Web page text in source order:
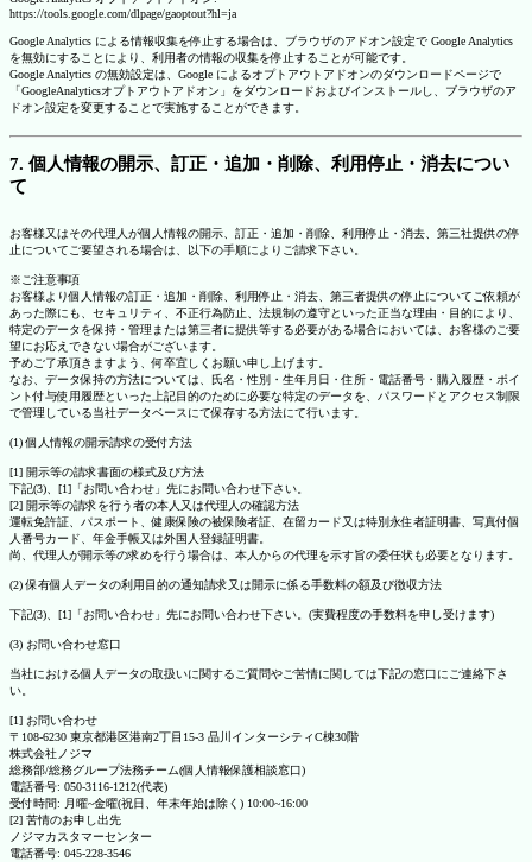
https://tools.google.com/dlpage/gaoptout?hl=ja
Google Analytics による情報収集を停止する場合は、ブラウザのアドオン設定で Google Analytics
を無効にすることにより、利用者の情報の収集を停止することが可能です。
Google Analytics の無効設定は、Google によるオプトアウトアドオンのダウンロードページで
「GoogleAnalyticsオプトアウトアドオン」をダウンロードおよびインストールし、ブラウザのア
ドオン設定を変更することで実施することができます。
7. 個人情報の開示、訂正・追加・削除、利用停止・消去につい
て
お客様又はその代理人が個人情報の開示、訂正・追加・削除、利用停止・消去、第三社提供の停
止についてご要望される場合は、以下の手順によりご請求下さい。
※ご注意事項
お客様より個人情報の訂正・追加・削除、利用停止・消去、第三者提供の停止についてご依頼が
あった際にも、セキュリティ、不正行為防止、法規制の遵守といった正当な理由・目的により、
特定のデータを保持・管理または第三者に提供等する必要がある場合においては、お客様のご要
望にお応えできない場合がございます。
予めご了承頂きますよう、何卒宜しくお願い申し上げます。
なお、データ保持の方法については、氏名・性別・生年月日・住所・電話番号・購入履歴・ポイ
ント付与使用履歴といった上記目的のために必要な特定のデータを、パスワードとアクセス制限
で管理している当社データベースにて保存する方法にて行います。
(1) 個人情報の開示請求の受付方法
[1] 開示等の請求書面の様式及び方法
下記(3)、[1]「お問い合わせ」先にお問い合わせ下さい。
[2] 開示等の請求を行う者の本人又は代理人の確認方法
運転免許証、パスポート、健康保険の被保険者証、在留カード又は特別永住者証明書、写真付個
人番号カード、年金手帳又は外国人登録証明書。
尚、代理人が開示等の求めを行う場合は、本人からの代理を示す旨の委任状も必要となります。
(2) 保有個人データの利用目的の通知請求又は開示に係る手数料の額及び徴収方法
下記(3)、[1]「お問い合わせ」先にお問い合わせ下さい。(実費程度の手数料を申し受けます)
(3) お問い合わせ窓口
当社における個人データの取扱いに関するご質問やご苦情に関しては下記の窓口にご連絡下さ
い。
[1] お問い合わせ
〒108-6230 東京都港区港南2丁目15-3 品川インターシティC棟30階
株式会社ノジマ
総務部/総務グループ法務チーム(個人情報保護相談窓口)
電話番号: 050-3116-1212(代表)
受付時間: 月曜~金曜(祝日、年末年始は除く) 10:00~16:00
[2] 苦情のお申し出先
ノジマカスタマーセンター
電話番号: 045-228-3546